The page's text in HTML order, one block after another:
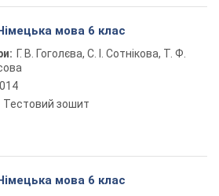
мова 6 клас
Г. В. Гоголєва, С. І. Сотнікова, Т. Ф.
Тестовий зошит
мова 6 клас